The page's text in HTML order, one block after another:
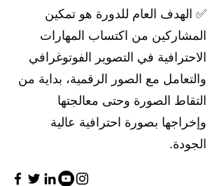
✅ الهدف العام للدورة هو تمكين
المشاركين من اكتساب المهارات
الاحترافية في التصوير الفوتوغرافي
والتعامل مع الصور الرقمية، بداية من
التقاط الصورة وحتى معالجتها
وإخراجها بصورة احترافية عالية
الجودة.